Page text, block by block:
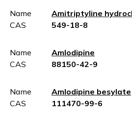
Name
Amitriptyline
CAS
549-18-8
Name
Amlodipine
CAS
88150-42-9
Name
Amlodipine besylate
CAS
111470-99-6